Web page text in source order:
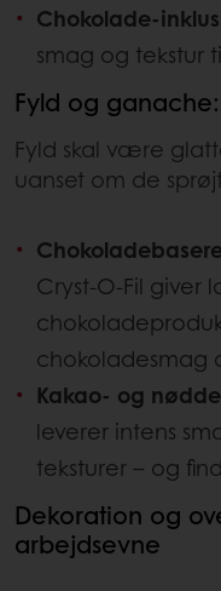
Chokolade-
smag og tekstur
Fyld og
Fyld skal være
uanset om de
Cryst-O-Fil giver
chokoladesmag
Kakao- og
leverer intens
teksturer – og
Dekoration og
arbejdsevne